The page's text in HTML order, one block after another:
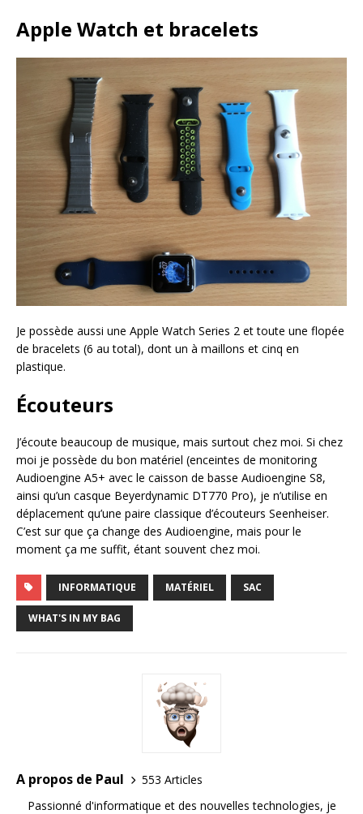
Apple Watch et bracelets
Je possède aussi une Apple Watch Series 2 et toute une flopée
de bracelets (6 au total), dont un à maillons et cinq en
plastique.
Écouteurs
J’écoute beaucoup de musique, mais surtout chez moi. Si chez
moi je possède du bon matériel (enceintes de monitoring
Audioengine A5+ avec le caisson de basse Audioengine S8,
ainsi qu’un casque Beyerdynamic DT770 Pro), je n’utilise en
déplacement qu’une paire classique d’écouteurs Seenheiser.
C’est sur que ça change des Audioengine, mais pour le
moment ça me suffit, étant souvent chez moi.
INFORMATIQUE MATÉRIEL SAC
WHAT'S IN MY BAG
A propos de Paul
553 Articles
Passionné d'informatique et des nouvelles technologies, je